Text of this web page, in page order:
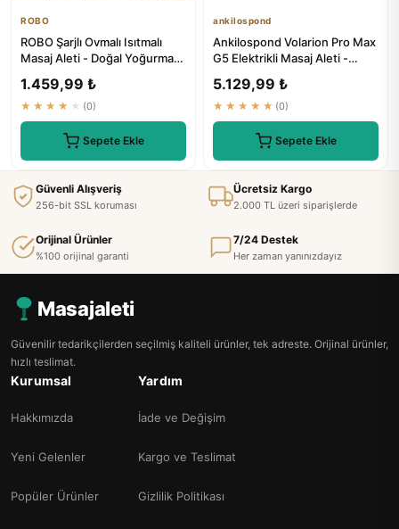
ROBO
ROBO Şarjlı Ovmalı Isıtmalı
Masaj Aleti - Doğal Yoğurma
1.459,99 ₺
★★★★★ (0)
Sepete Ekle
ankilospond
Ankilospond Volarion Pro Max
G5 Elektrikli Masaj Aleti -
5.129,99 ₺
★★★★★ (0)
Sepete Ekle
Güvenli Alışveriş
256-bit SSL koruması
Ücretsiz Kargo
2.000 TL üzeri siparişlerde
Orijinal Ürünler
%100 orijinal garanti
7/24 Destek
Her zaman yanınızdayız
Masajaleti
Güvenilir tedarikçilerden seçilmiş kaliteli ürünler, tek adreste. Orijinal ürünler,
hızlı teslimat.
Kurumsal
Hakkımızda
Yeni Gelenler
Popüler Ürünler
Yardım
İade ve Değişim
Kargo ve Teslimat
Gizlilik Politikası